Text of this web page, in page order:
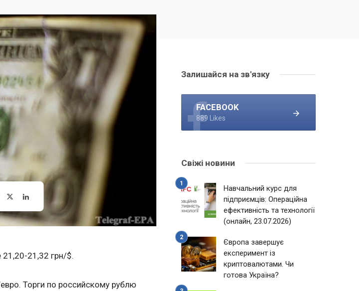
21,32 грн/$.
Торги по российскому рублю
Залишайся на зв'язку
FACEBOOK
889 Likes
Свіжі новини
Навчальний курс для
підприємців: Операційна
ефективність та технології
(онлайн, 23.07.2026)
Європа завершує
експеримент із
криптовалютами. Чи
готова Україна?